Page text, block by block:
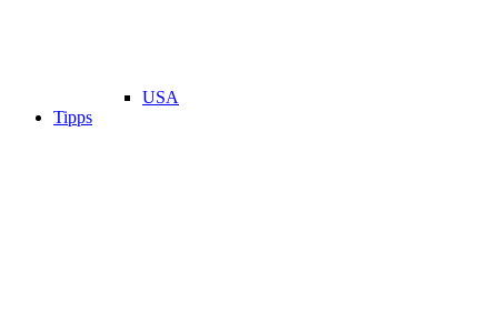
USA
Tipps